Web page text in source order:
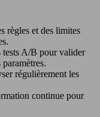
règles et des limites
tests A/B pour valider
régulièrement les
continue pour